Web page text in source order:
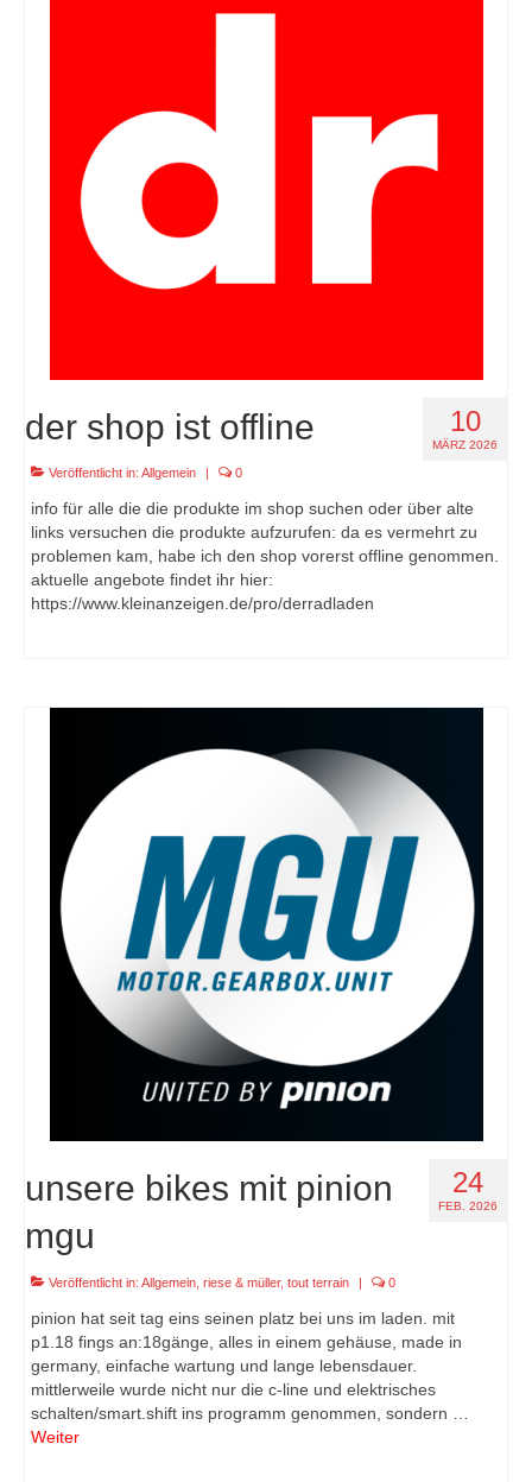
10
MÄRZ 2026
der shop ist offline
Veröffentlicht in: Allgemein 0
info für alle die die produkte im shop suchen oder über alte
links versuchen die produkte aufzurufen: da es vermehrt zu
problemen kam, habe ich den shop vorerst offline genommen.
aktuelle angebote findet ihr hier:
https://www.kleinanzeigen.de/pro/derradladen
24
FEB. 2026
unsere bikes mit pinion
mgu
Veröffentlicht in: Allgemein riese & müller, tout terrain | 0
pinion hat seit tag eins seinen platz bei uns im laden. mit
p1.18 fings an:18gänge, alles in einem gehäuse, made in
germany, einfache wartung und lange lebensdauer.
mittlerweile wurde nicht nur die c-line und elektrisches
schalten/smart.shift ins programm genommen, sondern …
Weiter